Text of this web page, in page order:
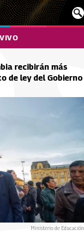
recibirán más
de ley del Gobierno
Ministerio de Educación